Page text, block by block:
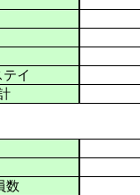
イ
数